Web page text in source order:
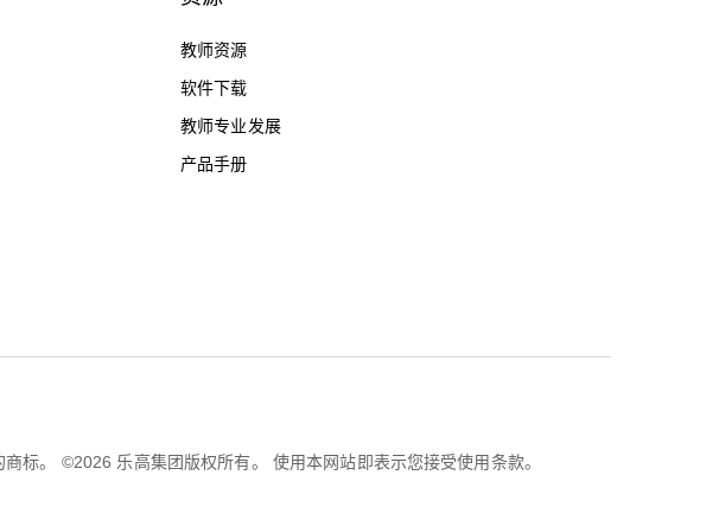
教师资源
软件下载
教师专业发展
产品手册
标。 ©2026 乐高集团版权所有。 使用本网站即表示您接受使用条款。